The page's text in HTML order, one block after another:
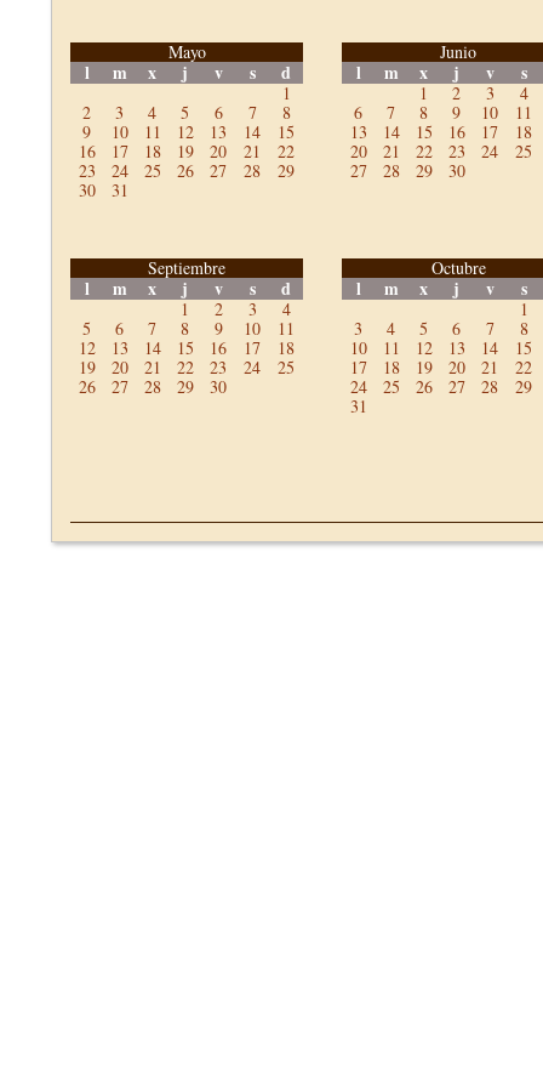
Mayo
l m x j v s d
1
2
3 4 5 6 7
8
9
10 11 12 13 14
15
16
17 18 19 20 21
22
23
24 25 26 27 28
29
30
31
Junio
l m x j v s
1 2 3
4
6
7 8 9 10
11
13
14 15 16 17
18
20
21 22 23 24
25
27
28 29 30
Septiembre
l m x j v s d
1 2 3
4
5
6 7 8 9 10
11
12
13 14 15 16 17
18
19
20 21 22 23 24
25
26
27 28 29 30
Octubre
l m x j v s
1
3
4 5 6 7
8
10
11 12 13 14
15
17
18 19 20 21
22
24
25 26 27 28
29
31